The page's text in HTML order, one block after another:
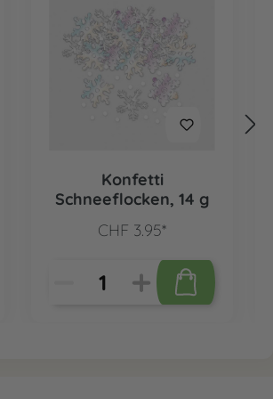
Konfetti
Schneeflocken, 14 g
CHF 3.95*